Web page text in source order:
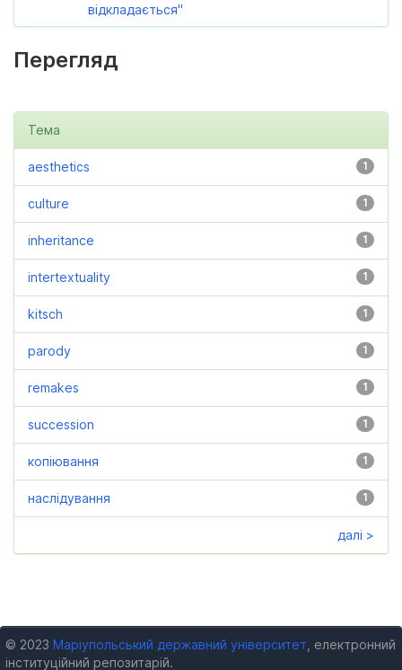
відкладається"
Перегляд
Тема
1
aesthetics
1
culture
1
inheritance
1
intertextuality
1
kitsch
1
parody
1
remakes
1
succession
1
копіювання
1
наслідування
далі >
© 2023 Маріупольський державний університет , електронний
інституційний репозитарій.